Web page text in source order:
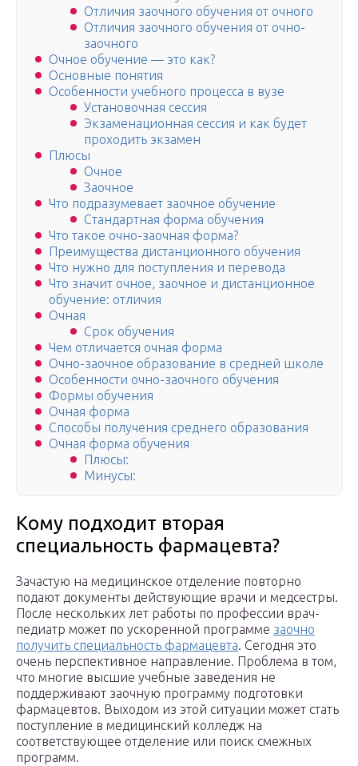
Отличия заочного обучения от очного
Отличия заочного обучения от очно-
заочного
Очное обучение — это как?
Основные понятия
Особенности учебного процесса в вузе
Установочная сессия
Экзаменационная сессия и как будет
проходить экзамен
Плюсы
Очное
Заочное
Что подразумевает заочное обучение
Стандартная форма обучения
Что такое очно-заочная форма?
Преимущества дистанционного обучения
Что нужно для поступления и перевода
Что значит очное, заочное и дистанционное
обучение: отличия
Очная
Срок обучения
Чем отличается очная форма
Очно-заочное образование в средней школе
Особенности очно-заочного обучения
Формы обучения
Очная форма
Способы получения среднего образования
Очная форма обучения
Плюсы:
Минусы:
Кому подходит вторая
специальность фармацевта?
Зачастую на медицинское отделение повторно
подают документы действующие врачи и медсестры.
После нескольких лет работы по профессии врач-
педиатр может по ускоренной программе заочно
получить специальность фармацевта. Сегодня это
очень перспективное направление. Проблема в том,
что многие высшие учебные заведения не
поддерживают заочную программу подготовки
фармацевтов. Выходом из этой ситуации может стать
поступление в медицинский колледж на
соответствующее отделение или поиск смежных
программ.